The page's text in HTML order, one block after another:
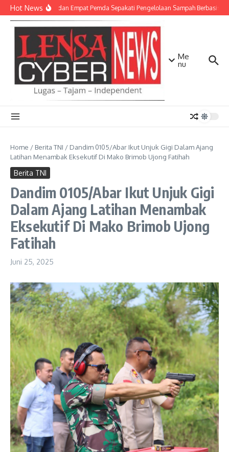
Lewati ke konten
Hot NewsTNI AD dan Empat Pemda Sepakati Pengelolaan Sampah Berbasis
Me
nu
Home / Berita TNI / Dandim 0105/Abar Ikut Unjuk Gigi Dalam Ajang
Latihan Menambak Eksekutif Di Mako Brimob Ujong Fatihah
Berita TNI
Dandim 0105/Abar Ikut Unjuk Gigi
Dalam Ajang Latihan Menambak
Eksekutif Di Mako Brimob Ujong
Fatihah
Juni 25, 2025